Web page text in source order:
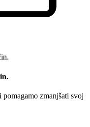
zmanjšati svoj